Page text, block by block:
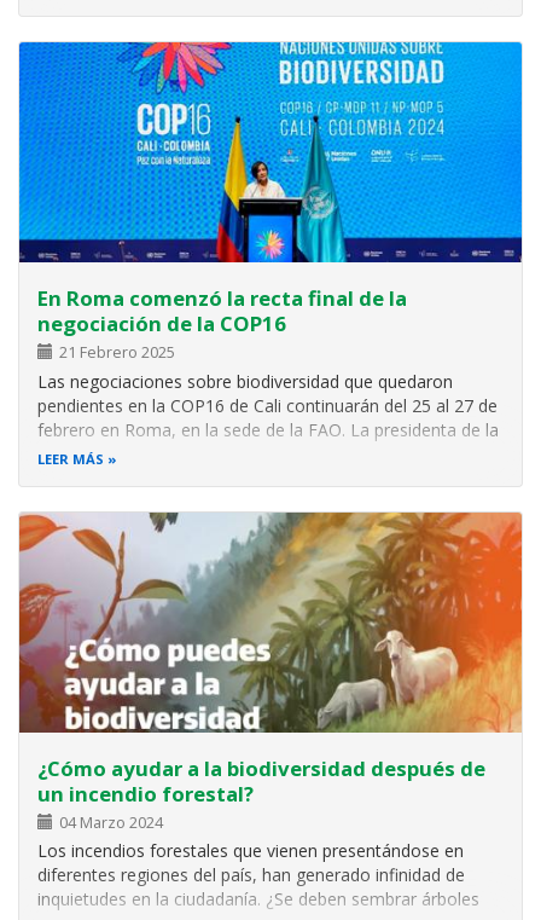
En Roma comenzó la recta final de la
negociación de la COP16
21 Febrero 2025
Las negociaciones sobre biodiversidad que quedaron
pendientes en la COP16 de Cali continuarán del 25 al 27 de
febrero en Roma, en la sede de la FAO. La presidenta de la
COP16, Susana Muhamad, liderará las discusiones con el
LEER MÁS
¿Cómo ayudar a la biodiversidad después de
un incendio forestal?
04 Marzo 2024
Los incendios forestales que vienen presentándose en
diferentes regiones del país, han generado infinidad de
inquietudes en la ciudadanía. ¿Se deben sembrar árboles